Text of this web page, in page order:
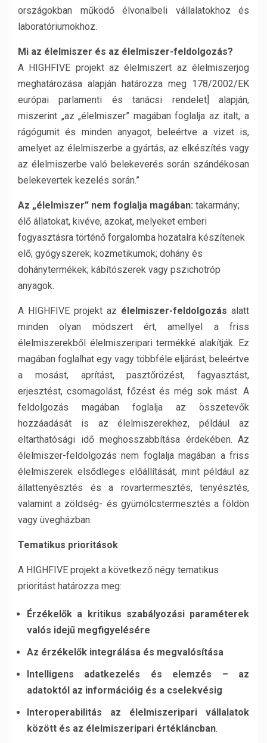
országokban működő élvonalbeli vállalatokhoz és
laboratóriumokhoz.
Mi az élelmiszer és az élelmiszer-feldolgozás?
A HIGHFIVE projekt az élelmiszert az élelmiszerjog
meghatározása alapján határozza meg 178/2002/EK
európai parlamenti és tanácsi rendelet] alapján,
miszerint „az „élelmiszer” magában foglalja az italt, a
rágógumit és minden anyagot, beleértve a vizet is,
amelyet az élelmiszerbe a gyártás, az elkészítés vagy
az élelmiszerbe való belekeverés során szándékosan
belekevertek kezelés során.”
Az „élelmiszer” nem foglalja magában: takarmány;
élő állatokat, kivéve, azokat, melyeket emberi
fogyasztásra történő forgalomba hozatalra készítenek
elő; gyógyszerek; kozmetikumok; dohány és
dohánytermékek; kábítószerek vagy pszichotróp
anyagok.
A HIGHFIVE projekt az élelmiszer-feldolgozás alatt
minden olyan módszert ért, amellyel a friss
élelmiszerekből élelmiszeripari termékké alakítják. Ez
magában foglalhat egy vagy többféle eljárást, beleértve
a mosást, aprítást, pasztőrözést, fagyasztást,
erjesztést, csomagolást, főzést és még sok mást. A
feldolgozás magában foglalja az összetevők
hozzáadását is az élelmiszerekhez, például az
eltarthatósági idő meghosszabbítása érdekében. Az
élelmiszer-feldolgozás nem foglalja magában a friss
élelmiszerek elsődleges előállítását, mint például az
állattenyésztés és a rovartermesztés, tenyésztés,
valamint a zöldség- és gyümölcstermesztés a földön
vagy üvegházban.
Tematikus prioritások
A HIGHFIVE projekt a következő négy tematikus
prioritást határozza meg:
Érzékelők a kritikus szabályozási paraméterek
valós idejű megfigyelésére
Az érzékelők integrálása és megvalósítása
Intelligens adatkezelés és elemzés – az
adatoktól az információig és a cselekvésig
Interoperabilitás az élelmiszeripari vállalatok
között és az élelmiszeripari értékláncban.